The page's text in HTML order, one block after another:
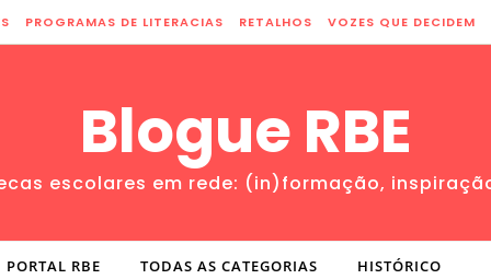
PROGRAMAS DE LITERACIAS RETALHOS VOZES QUE DECIDEM
Blogue RBE
escolares em rede: (in)formação,
PORTAL RBE TODAS AS CATEGORIAS HISTÓRICO